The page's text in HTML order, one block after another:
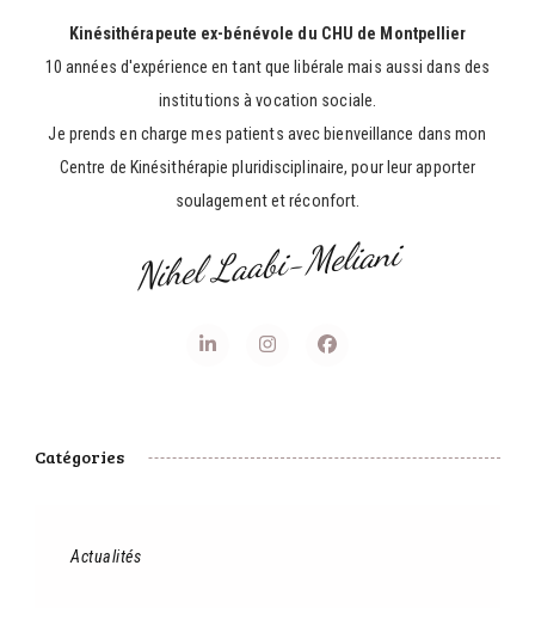
Kinésithérapeute ex-bénévole du CHU de Montpellier
10 années d'expérience en tant que libérale mais aussi dans des
institutions à vocation sociale.
Je prends en charge mes patients avec bienveillance dans mon
Centre de Kinésithérapie pluridisciplinaire, pour leur apporter
soulagement et réconfort.
Nihel Laabi-Meliani
Catégories
Actualités